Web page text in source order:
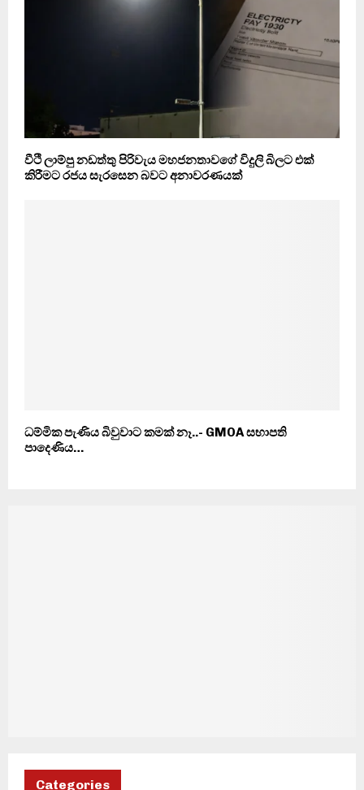
වීථි ලාම්පු නඩත්තු පිරිවැය මහජනතාවගේ විදුලි බිලට එක්
කිරීමට රජය සැරසෙන බවට අනාවරණයක්
ධම්මික පැණිය බිවුවාට කමක් නෑ..- GMOA සභාපති
පාදෙණිය…
Categories